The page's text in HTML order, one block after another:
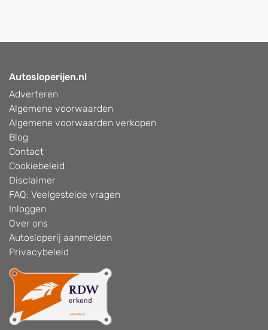
Autosloperijen.nl
Adverteren
Algemene voorwaarden
Algemene voorwaarden verkopen
Blog
Contact
Cookiebeleid
Disclaimer
FAQ: Veelgestelde vragen
Inloggen
Over ons
Autosloperij aanmelden
Privacybeleid